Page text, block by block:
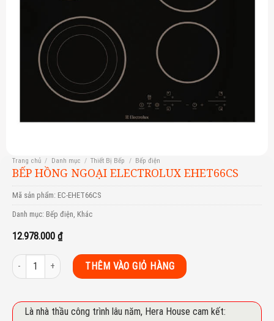
Trang chủ / Danh mục / Thiết Bị Bếp / Bếp điện
BẾP HỒNG NGOẠI ELECTROLUX EHET66CS
Mã sản phẩm: EC-EHET66CS
Danh mục: Bếp điện, Khác
12.978.000 ₫
Bếp hồng ngoại Electrolux EHET66CS số lượng
THÊM VÀO GIỎ HÀNG
Là nhà thầu công trình lâu năm, Hera House cam kết: